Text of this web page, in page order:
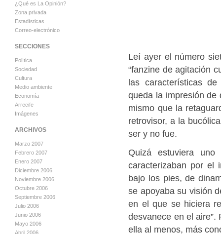
Leí ayer el número
“fanzine de agitación
las características
queda la impresión de
mismo que la
retrovisor, a la
ser y no fue.
Quizá estuviera
caracterizaban por el
bajo los pies, de
se apoyaba su visión
en el que se hiciera
desvanece en el
ella al menos, más
¿Qué es La Opinión?
Zona privada
Estadísticas
Correo-electrónico
SECCIONES
Política
Sociedad
Cultura
Medio ambiente
Economía
Arrecife
Imágenes
ARCHIVOS
Marzo 2007
Febrero 2007
Enero 2007
Diciembre 2006
Noviembre 2006
Octubre 2006
Septiembre 2006
Julio 2006
Junio 2006
Mayo 2006
Abril 2006